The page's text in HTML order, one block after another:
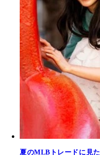
夏のMLBトレードに見